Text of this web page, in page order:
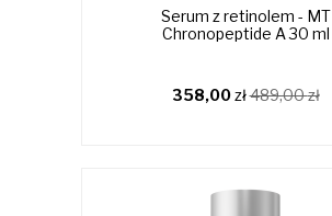
Serum z retinolem - MT
Chronopeptide A 30 ml
358,00zł489,00zł